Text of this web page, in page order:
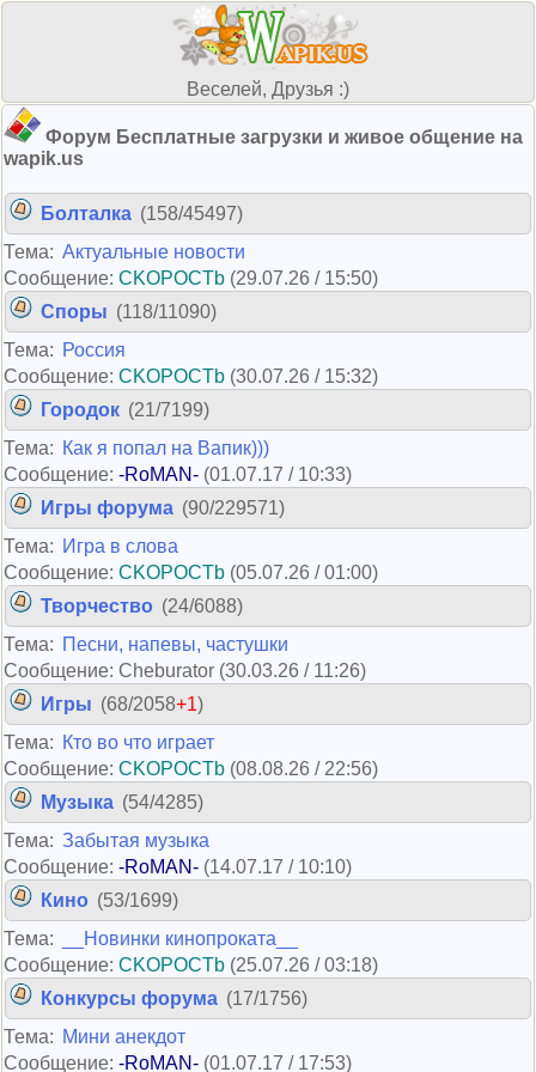
Веселей, Друзья :)
Форум Бесплатные загрузки и живое общение на
wapik.us
Болталка (158/45497)
Тема: Актуальные новости
Сообщение: CKOPOCTb (29.07.26 / 15:50)
Споры (118/11090)
Тема: Россия
Сообщение: CKOPOCTb (30.07.26 / 15:32)
Городок (21/7199)
Тема: Как я попал на Вапик)))
Сообщение: -RoMAN- (01.07.17 / 10:33)
Игры форума (90/229571)
Тема: Игра в слова
Сообщение: CKOPOCTb (05.07.26 / 01:00)
Творчество (24/6088)
Тема: Песни, напевы, частушки
Сообщение: Cheburator (30.03.26 / 11:26)
Игры (68/2058+1)
Тема: Кто во что играет
Сообщение: CKOPOCTb (08.08.26 / 22:56)
Музыка (54/4285)
Тема: Забытая музыка
Сообщение: -RoMAN- (14.07.17 / 10:10)
Кино (53/1699)
Тема:
__Новинки кинопроката__
Сообщение: CKOPOCTb (25.07.26 / 03:18)
Конкурсы форума (17/1756)
Тема: Мини анекдот
Сообщение: -RoMAN- (01.07.17 / 17:53)